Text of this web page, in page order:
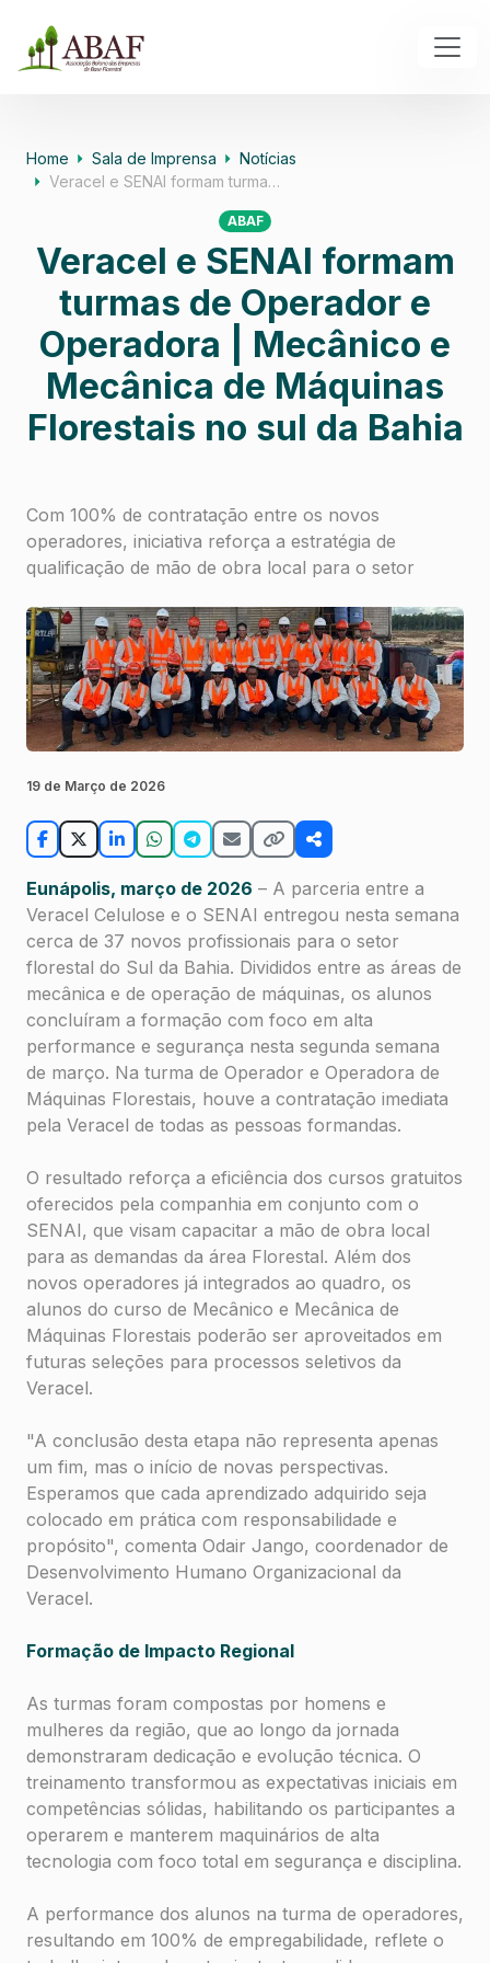
Home Sala de Imprensa
Notícias
Veracel e SENAI formam turma…
ABAF
Veracel e SENAI formam
turmas de Operador e
Operadora | Mecânico e
Mecânica de Máquinas
Florestais no sul da Bahia
Com 100% de contratação entre os novos
operadores, iniciativa reforça a estratégia de
qualificação de mão de obra local para o setor
19 de Março de 2026
Eunápolis, março de 2026 – A parceria entre a
Veracel Celulose e o SENAI entregou nesta semana
cerca de 37 novos profissionais para o setor
florestal do Sul da Bahia. Divididos entre as áreas de
mecânica e de operação de máquinas, os alunos
concluíram a formação com foco em alta
performance e segurança nesta segunda semana
de março. Na turma de Operador e Operadora de
Máquinas Florestais, houve a contratação imediata
pela Veracel de todas as pessoas formandas.
O resultado reforça a eficiência dos cursos gratuitos
oferecidos pela companhia em conjunto com o
SENAI, que visam capacitar a mão de obra local
para as demandas da área Florestal. Além dos
novos operadores já integrados ao quadro, os
alunos do curso de Mecânico e Mecânica de
Máquinas Florestais poderão ser aproveitados em
futuras seleções para processos seletivos da
Veracel.
"A conclusão desta etapa não representa apenas
um fim, mas o início de novas perspectivas.
Esperamos que cada aprendizado adquirido seja
colocado em prática com responsabilidade e
propósito", comenta Odair Jango, coordenador de
Desenvolvimento Humano Organizacional da
Veracel.
Formação de Impacto Regional
As turmas foram compostas por homens e
mulheres da região, que ao longo da jornada
demonstraram dedicação e evolução técnica. O
treinamento transformou as expectativas iniciais em
competências sólidas, habilitando os participantes a
operarem e manterem maquinários de alta
tecnologia com foco total em segurança e disciplina.
A performance dos alunos na turma de operadores,
resultando em 100% de empregabilidade, reflete o